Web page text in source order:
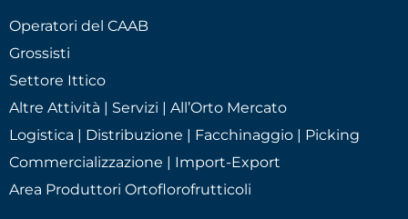
Operatori del CAAB
Grossisti
Settore Ittico
Altre Attività | Servizi | All’Orto Mercato
Logistica | Distribuzione | Facchinaggio | Picking
Commercializzazione | Import-Export
Area Produttori Ortoflorofrutticoli